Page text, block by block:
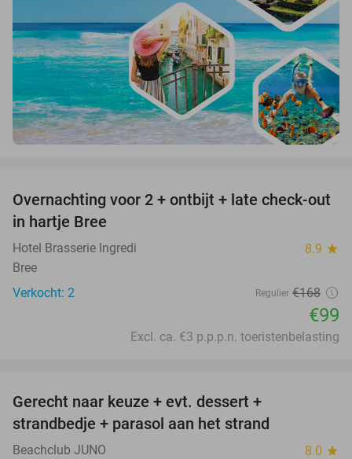
41%
TODAY
Overnachting voor 2 + ontbijt + late check-out
in hartje Bree
Hotel Brasserie Ingredi 8.9 star
Bree
Verkocht: 2
Regulier €168
€99
Excl. ca. €3 p.p.p.n. toeristenbelasting
Gerecht naar keuze + evt. dessert +
strandbedje + parasol aan het strand
Beachclub JUNO 8.0 star